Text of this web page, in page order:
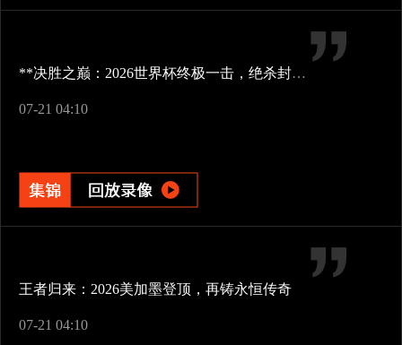
**决胜之巅：2026世界杯终极一击，绝杀封王**
07-21 04:10
王者归来：2026美加墨登顶，再铸永恒传奇
07-21 04:10